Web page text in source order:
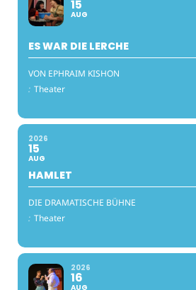
15
AUG
ES WAR DIE LERCHE
VON EPHRAIM KISHON
: Theater
2026
15
AUG
HAMLET
DIE DRAMATISCHE BÜHNE
: Theater
2026
16
AUG